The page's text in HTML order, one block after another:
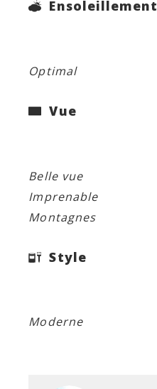
Ensoleillement
Optimal
Vue
Belle vue
Imprenable
Montagnes
Style
Moderne